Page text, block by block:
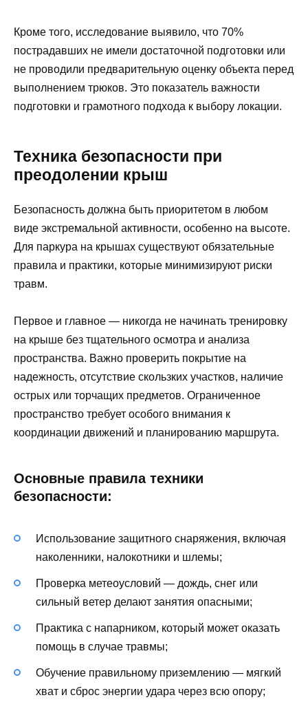
Кроме того, исследование выявило, что 70%
пострадавших не имели достаточной подготовки или
не проводили предварительную оценку объекта перед
выполнением трюков. Это показатель важности
подготовки и грамотного подхода к выбору локации.
Техника безопасности при
преодолении крыш
Безопасность должна быть приоритетом в любом
виде экстремальной активности, особенно на высоте.
Для паркура на крышах существуют обязательные
правила и практики, которые минимизируют риски
травм.
Первое и главное — никогда не начинать тренировку
на крыше без тщательного осмотра и анализа
пространства. Важно проверить покрытие на
надежность, отсутствие скользких участков, наличие
острых или торчащих предметов. Ограниченное
пространство требует особого внимания к
координации движений и планированию маршрута.
Основные правила техники
безопасности:
Использование защитного снаряжения, включая
наколенники, налокотники и шлемы;
Проверка метеоусловий — дождь, снег или
сильный ветер делают занятия опасными;
Практика с напарником, который может оказать
помощь в случае травмы;
Обучение правильному приземлению — мягкий
хват и сброс энергии удара через всю опору;